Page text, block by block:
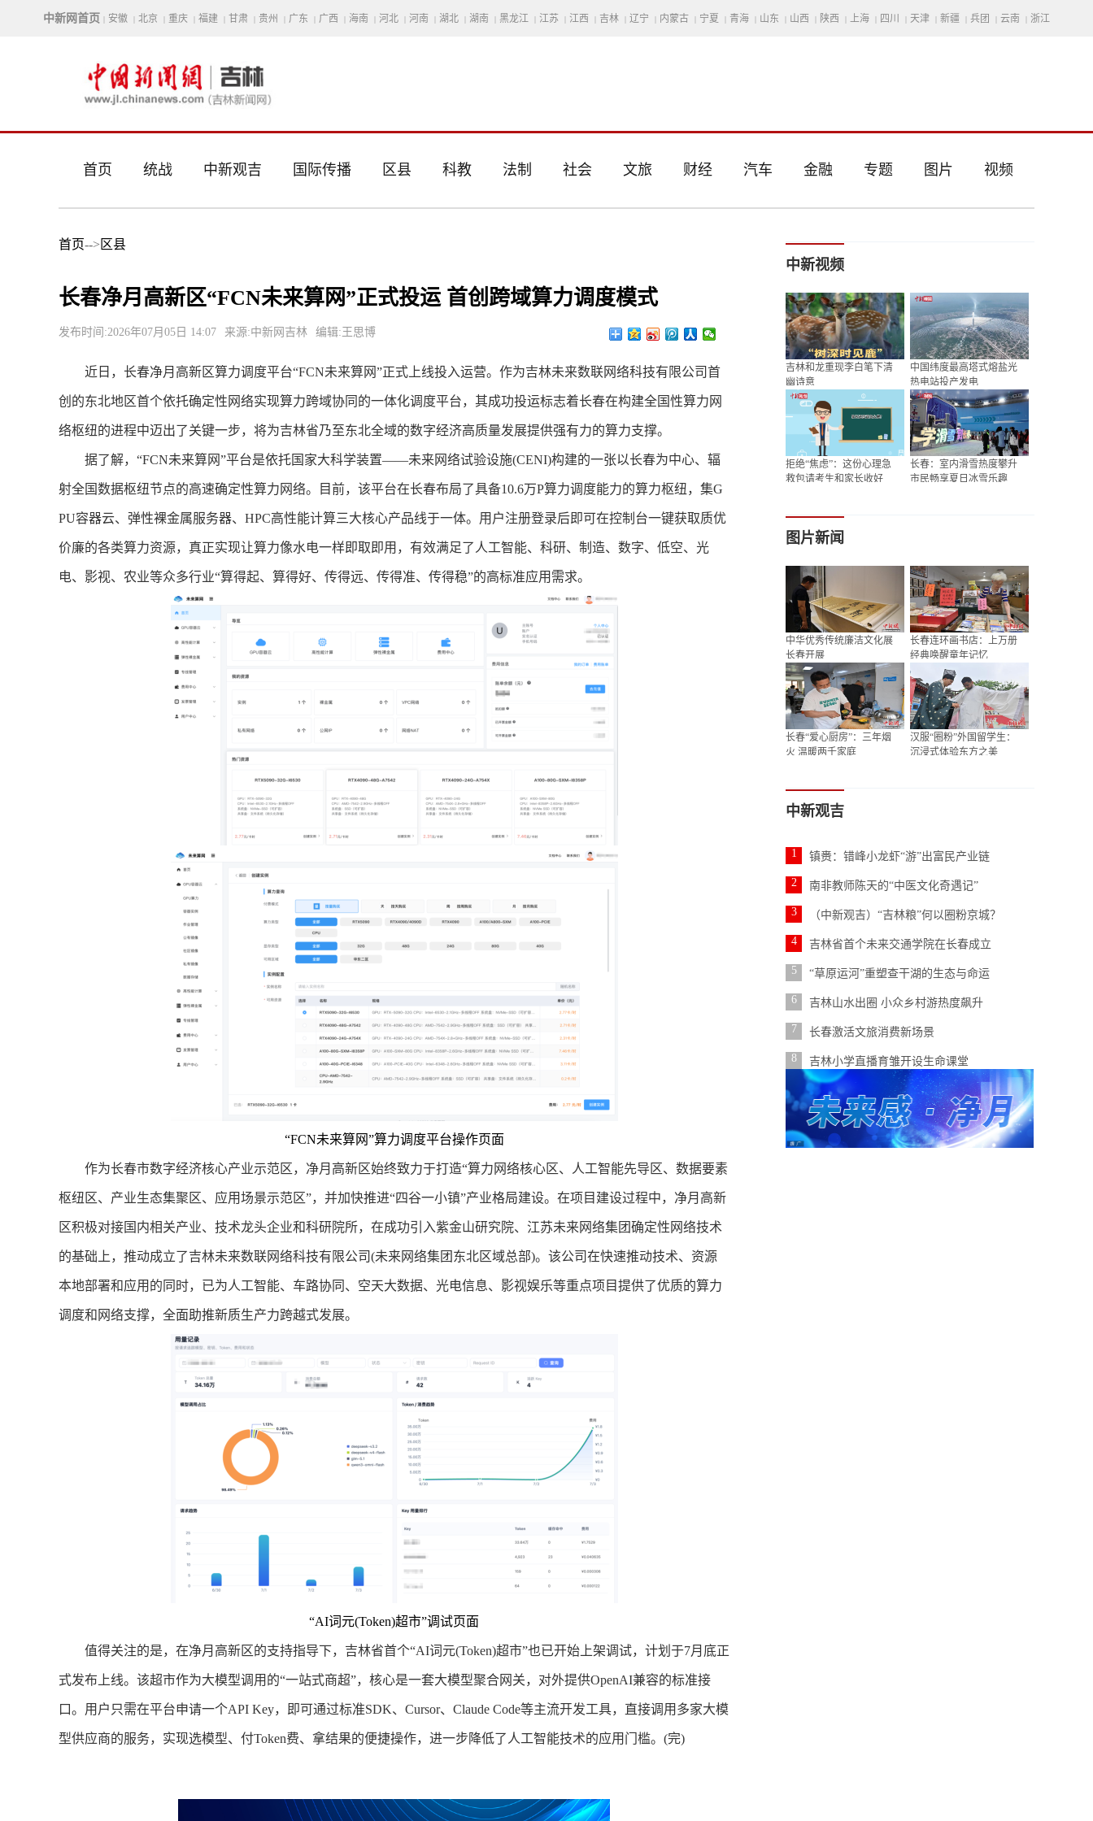
中新网首页 | 安徽 | 北京 | 重庆 | 福建 | 甘肃 | 贵州 | 广东 | 广西 | 海南 | 河北 | 河南 | 湖北 | 湖南 | 黑龙江 | 江苏 | 江西 | 吉林 | 辽宁 | 内蒙古 | 宁夏 | 青海 | 山东 | 山西 | 陕西 | 上海 | 四川 | 天津 | 新疆 | 兵团 | 云南 | 浙江
首页 统战 中新观吉 国际传播 区县 科教 法制 社会 文旅 财经 汽车 金融 专题 图片 视频
首页--> 区县
长春净月高新区“FCN未来算网”正式投运 首创跨域算力调度模式
发布时间:2026年07月05日 14:07 来源:中新网吉林 编辑:王思博
近日，长春净月高新区算力调度平台“FCN未来算网”正式上线投入运营。作为吉林未来数联网络科技有限公司首
创的东北地区首个依托确定性网络实现算力跨域协同的一体化调度平台，其成功投运标志着长春在构建全国性算力网
络枢纽的进程中迈出了关键一步，将为吉林省乃至东北全域的数字经济高质量发展提供强有力的算力支撑。
据了解，“FCN未来算网”平台是依托国家大科学装置——未来网络试验设施(CENI)构建的一张以长春为中心、辐
射全国数据枢纽节点的高速确定性算力网络。目前，该平台在长春布局了具备10.6万P算力调度能力的算力枢纽，集G
PU容器云、弹性裸金属服务器、HPC高性能计算三大核心产品线于一体。用户注册登录后即可在控制台一键获取质优
价廉的各类算力资源，真正实现让算力像水电一样即取即用，有效满足了人工智能、科研、制造、数字、低空、光
电、影视、农业等众多行业“算得起、算得好、传得远、传得准、传得稳”的高标准应用需求。
“FCN未来算网”算力调度平台操作页面
作为长春市数字经济核心产业示范区，净月高新区始终致力于打造“算力网络核心区、人工智能先导区、数据要素
枢纽区、产业生态集聚区、应用场景示范区”，并加快推进“四谷一小镇”产业格局建设。在项目建设过程中，净月高新
区积极对接国内相关产业、技术龙头企业和科研院所，在成功引入紫金山研究院、江苏未来网络集团确定性网络技术
的基础上，推动成立了吉林未来数联网络科技有限公司(未来网络集团东北区域总部)。该公司在快速推动技术、资源
本地部署和应用的同时，已为人工智能、车路协同、空天大数据、光电信息、影视娱乐等重点项目提供了优质的算力
调度和网络支撑，全面助推新质生产力跨越式发展。
“AI词元(Token)超市”调试页面
值得关注的是，在净月高新区的支持指导下，吉林省首个“AI词元(Token)超市”也已开始上架调试，计划于7月底正
式发布上线。该超市作为大模型调用的“一站式商超”，核心是一套大模型聚合网关，对外提供OpenAI兼容的标准接
口。用户只需在平台申请一个API Key，即可通过标准SDK、Cursor、Claude Code等主流开发工具，直接调用多家大模
型供应商的服务，实现选模型、付Token费、拿结果的便捷操作，进一步降低了人工智能技术的应用门槛。(完)
中新视频
吉林和龙重现李白笔下清
幽诗意
中国纬度最高塔式熔盐光
热电站投产发电
拒绝“焦虑”：这份心理急
救包请考生和家长收好
长春：室内滑雪热度攀升
市民畅享夏日冰雪乐趣
图片新闻
中华优秀传统廉洁文化展
长春开展
长春连环画书店：上万册
经典唤醒童年记忆
长春“爱心厨房”：三年烟
火 温暖两千家庭
汉服“圈粉”外国留学生：
沉浸式体验东方之美
中新观吉
1 镇赉：错峰小龙虾“游”出富民产业链
2 南非教师陈天的“中医文化奇遇记”
3 （中新观吉）“吉林粮”何以圈粉京城？
4 吉林省首个未来交通学院在长春成立
5 “草原运河”重塑查干湖的生态与命运
6 吉林山水出圈 小众乡村游热度飙升
7 长春激活文旅消费新场景
8 吉林小学直播育雏开设生命课堂